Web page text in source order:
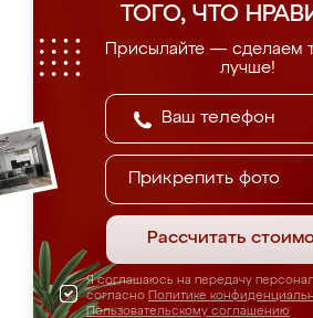
ТОГО, ЧТО
Присылайте — сделаем
лучше!
Прикрепить фото
Рассчитать
Я соглашаюсь на передачу
согласно Политике
Пользовательскому соглашению